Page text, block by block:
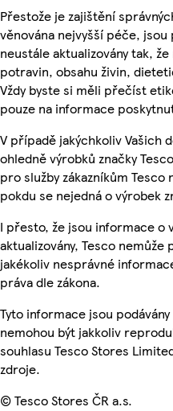
Přestože je zajištění
věnována nejvyšší péče,
neustále aktualizovány tak,
potravin, obsahu živin,
Vždy byste si měli přečíst
pouze na informace
V případě jakýchkoliv Vašich
ohledně výrobků značky
pro služby zákazníkům
pokdu se nejedná o výrobek
I přesto, že jsou informace o
aktualizovány, Tesco
jakékoliv nesprávné
práva dle zákona.
Tyto informace jsou
nemohou být jakkoliv
souhlasu Tesco Stores
zdroje.
© Tesco Stores ČR a.s.